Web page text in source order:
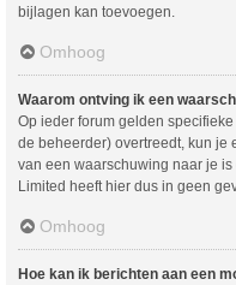
bijlagen kan toevoegen.
Omhoog
Waarom ontving ik een
Op ieder forum gelden
de beheerder) overtreedt, kun je
van een waarschuwing naar je
Limited heeft hier dus in geen
Omhoog
Hoe kan ik berichten aan een